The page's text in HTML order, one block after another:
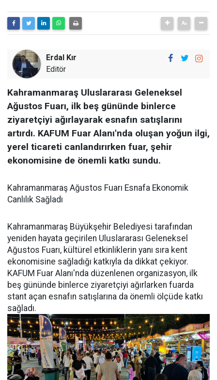
Erdal Kır
Editör
Kahramanmaraş Uluslararası Geleneksel
Ağustos Fuarı, ilk beş gününde binlerce
ziyaretçiyi ağırlayarak esnafın satışlarını
artırdı. KAFUM Fuar Alanı'nda oluşan yoğun ilgi,
yerel ticareti canlandırırken fuar, şehir
ekonomisine de önemli katkı sundu.
Kahramanmaraş Ağustos Fuarı Esnafa Ekonomik
Canlılık Sağladı
Kahramanmaraş Büyükşehir Belediyesi tarafından
yeniden hayata geçirilen Uluslararası Geleneksel
Ağustos Fuarı, kültürel etkinliklerin yanı sıra kent
ekonomisine sağladığı katkıyla da dikkat çekiyor.
KAFUM Fuar Alanı'nda düzenlenen organizasyon, ilk
beş gününde binlerce ziyaretçiyi ağırlarken fuarda
stant açan esnafın satışlarına da önemli ölçüde katkı
sağladı.